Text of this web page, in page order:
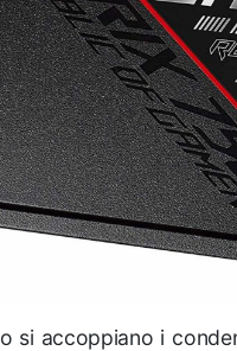
si accoppiano i